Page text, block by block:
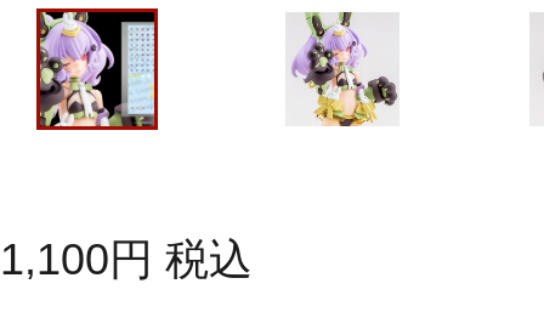
1,100円 税込